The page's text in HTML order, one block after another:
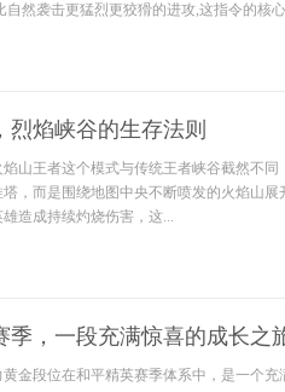
然袭击更猛烈更狡猾的进攻,这指令的核
烈焰峡谷的生存法则
山王者这个模式与传统王者峡谷截然不
，而是围绕地图中央不断喷发的火焰山展
造成持续灼烧伤害，这...
季，一段充满惊喜的成长之
金段位在和平精英赛季体系中，是一个充